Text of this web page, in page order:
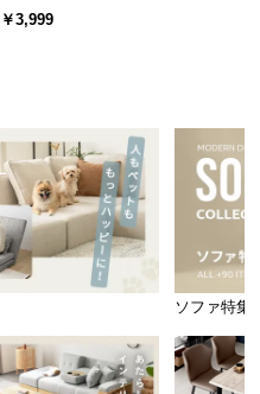
スチール 4段階高さ調節 サイドフ
ック オープンラック シンプル
￥3,999
ソファ特集